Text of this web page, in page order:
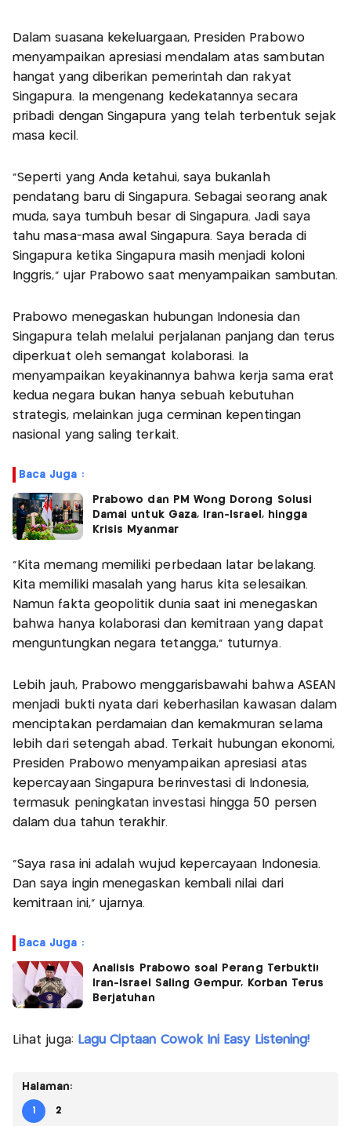
Dalam suasana kekeluargaan, Presiden Prabowo
menyampaikan apresiasi mendalam atas sambutan
hangat yang diberikan pemerintah dan rakyat
Singapura. Ia mengenang kedekatannya secara
pribadi dengan Singapura yang telah terbentuk sejak
masa kecil.
“Seperti yang Anda ketahui, saya bukanlah
pendatang baru di Singapura. Sebagai seorang anak
muda, saya tumbuh besar di Singapura. Jadi saya
tahu masa-masa awal Singapura. Saya berada di
Singapura ketika Singapura masih menjadi koloni
Inggris," ujar Prabowo saat menyampaikan sambutan.
Prabowo menegaskan hubungan Indonesia dan
Singapura telah melalui perjalanan panjang dan terus
diperkuat oleh semangat kolaborasi. Ia
menyampaikan keyakinannya bahwa kerja sama erat
kedua negara bukan hanya sebuah kebutuhan
strategis, melainkan juga cerminan kepentingan
nasional yang saling terkait.
Baca Juga :
Prabowo dan PM Wong Dorong Solusi
Damai untuk Gaza, Iran-Israel, hingga
Krisis Myanmar
“Kita memang memiliki perbedaan latar belakang.
Kita memiliki masalah yang harus kita selesaikan.
Namun fakta geopolitik dunia saat ini menegaskan
bahwa hanya kolaborasi dan kemitraan yang dapat
menguntungkan negara tetangga,” tuturnya.
Lebih jauh, Prabowo menggarisbawahi bahwa ASEAN
menjadi bukti nyata dari keberhasilan kawasan dalam
menciptakan perdamaian dan kemakmuran selama
lebih dari setengah abad. Terkait hubungan ekonomi,
Presiden Prabowo menyampaikan apresiasi atas
kepercayaan Singapura berinvestasi di Indonesia,
termasuk peningkatan investasi hingga 50 persen
dalam dua tahun terakhir.
“Saya rasa ini adalah wujud kepercayaan Indonesia.
Dan saya ingin menegaskan kembali nilai dari
kemitraan ini,” ujarnya.
Baca Juga :
Analisis Prabowo soal Perang Terbukti!
Iran-Israel Saling Gempur, Korban Terus
Berjatuhan
Lihat juga: Lagu Ciptaan Cowok Ini Easy Listening!
Halaman:
1 2